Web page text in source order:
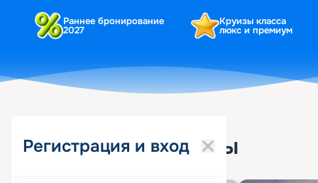
Раннее бронирование
2027
Круизы класса
люкс и премиум
Регистрация и вход
Популярные круизы